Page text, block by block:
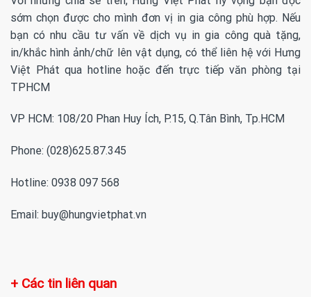
sớm chọn được cho mình đơn vị in gia công phù hợp. Nếu
bạn có nhu cầu tư vấn về dịch vụ in gia công quà tặng,
in/khắc hình ảnh/chữ lên vật dụng, có thể liên hệ với Hưng
Việt Phát qua hotline hoặc đến trực tiếp văn phòng tại
TPHCM
VP HCM: 108/20 Phan Huy Ích, P.15, Q.Tân Bình, Tp.HCM
Phone: (028)625.87.345
Hotline: 0938 097 568
Email: buy@hungvietphat.vn
+ Các tin liên quan